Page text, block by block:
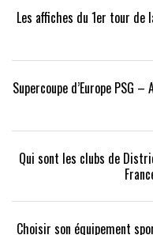
Les affiches du 1er tour de
Supercoupe d’Europe PSG
Qui sont les clubs de
Choisir son équipement